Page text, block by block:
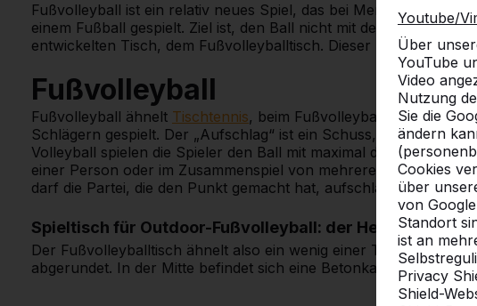
Youtube/
Über
YouTube
Video
Nutzung
Sie die
ändern
Cookies
über
von
Standort
ist an
Privacy
Shield-
Fußvolleyball ist ein relativ neues Spiel, das bei Menschen aller
einem Fußball gespielt. Ziel ist, den Ball nicht mit den Händen,
entwickelten Tisch, dem Fußvolleyballtisch. Dieser Tisch sieht
Fußvolleyball
Fußvolleyball ähnelt Tischtennis, beim Fußvolleyball darf der
Schlägern gespielt. Der „Aufschlag“ ist ein Schuss, bei dem
Volleyball spielen die Spieler den Ball mit maximal drei
einer Person oder im Zusammenspiel von mehreren Spielern
darf die Partei, die den Punkt gemacht hat, aufschlagen. Ein
Spieltisch für Outdoor-Fußvolleyball: der HeBlad-
Der Fußvolleyballtisch ähnelt also ein wenig einer
abgerundet. In der Mitte befindet sich eine Betonkante, über die